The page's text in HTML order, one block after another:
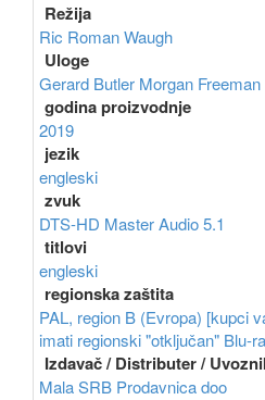
Režija
Ric Roman Waugh
Uloge
Gerard Butler Morgan Freeman
godina proizvodnje
2019
jezik
engleski
zvuk
DTS-HD Master Audio 5.1
titlovi
engleski
regionska zaštita
PAL, region B (Evropa) [kupci
imati regionski "otključan" Blu-
Izdavač / Distributer /
Mala SRB Prodavnica doo